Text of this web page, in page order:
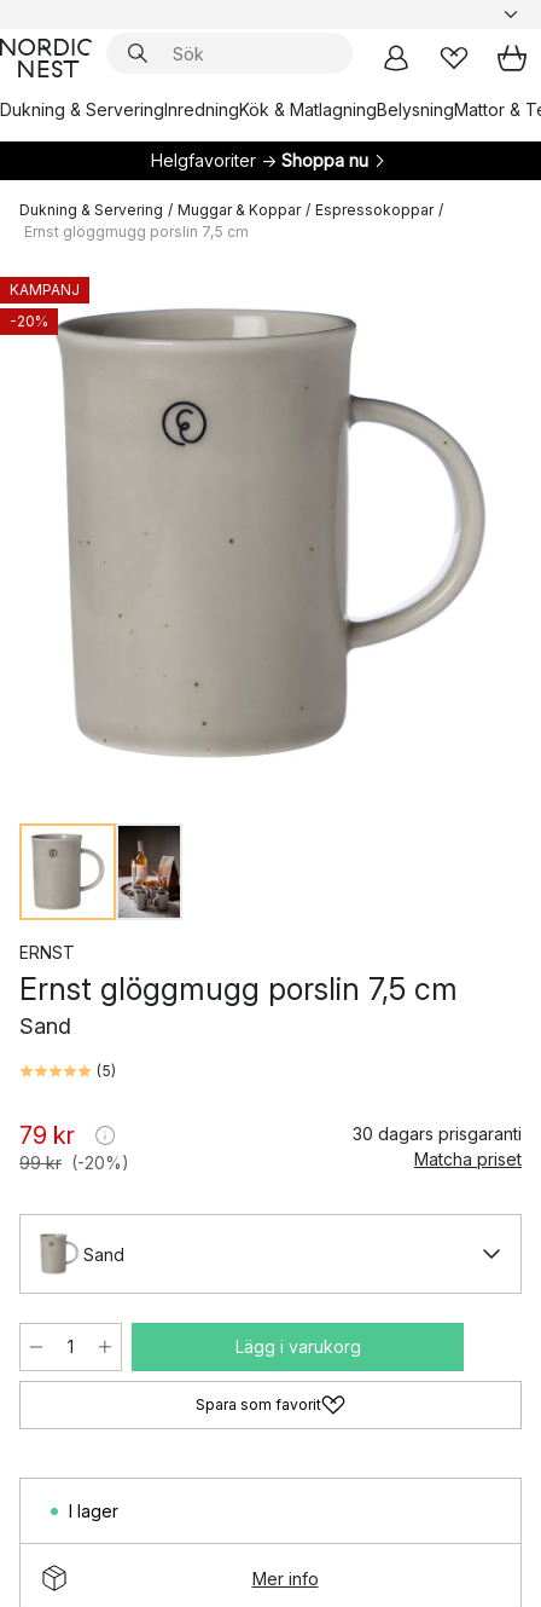
Dukning & ServeringInredningKök & MatlagningBelysningMattor &
Helgfavoriter → Shoppa nu
Dukning & Servering / Muggar & Koppar / Espressokoppar /
Ernst glöggmugg porslin 7,5 cm
KAMPANJ
-20%
ERNST
Ernst glöggmugg porslin 7,5 cm
Sand
(5)
79 kr
99 kr (-20%)
30 dagars prisgaranti
Matcha priset
Sand
Lägg i varukorg
Spara som favorit
I lager
Mer info